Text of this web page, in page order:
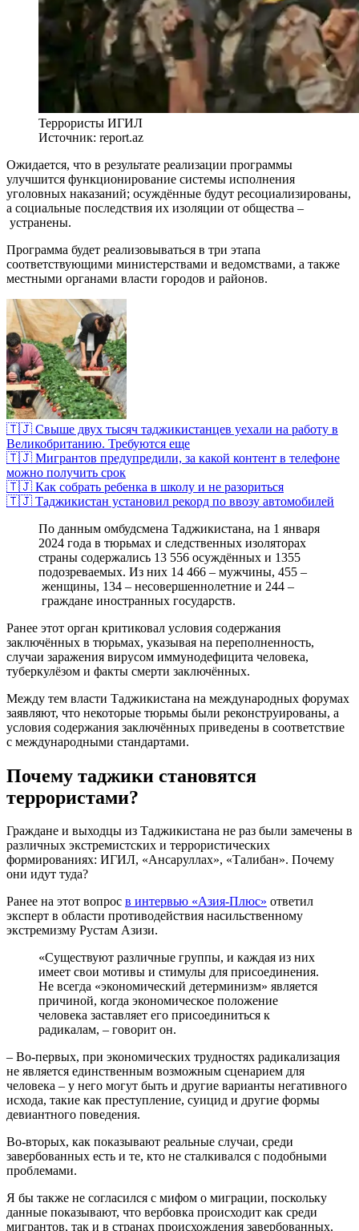
Террористы ИГИЛ
Источник: report.az
Ожидается, что в результате реализации программы
улучшится функционирование системы исполнения
уголовных наказаний; осуждённые будут ресоциализированы,
а социальные последствия их изоляции от общества –
устранены.
Программа будет реализовываться в три этапа
соответствующими министерствами и ведомствами, а также
местными органами власти городов и районов.
🇹🇯 Свыше двух тысяч таджикистанцев уехали на работу в
Великобританию. Требуются еще
🇹🇯 Мигрантов предупредили, за какой контент в телефоне
можно получить срок
🇹🇯 Как собрать ребенка в школу и не разориться
🇹🇯 Таджикистан установил рекорд по ввозу автомобилей
По данным омбудсмена Таджикистана, на 1 января
2024 года в тюрьмах и следственных изоляторах
страны содержались 13 556 осуждённых и 1355
подозреваемых. Из них 14 466 – мужчины, 455 –
женщины, 134 – несовершеннолетние и 244 –
граждане иностранных государств.
Ранее этот орган критиковал условия содержания
заключённых в тюрьмах, указывая на переполненность,
случаи заражения вирусом иммунодефицита человека,
туберкулёзом и факты смерти заключённых.
Между тем власти Таджикистана на международных форумах
заявляют, что некоторые тюрьмы были реконструированы, а
условия содержания заключённых приведены в соответствие
с международными стандартами.
Почему таджики становятся
террористами?
Граждане и выходцы из Таджикистана не раз были замечены в
различных экстремистских и террористических
формированиях: ИГИЛ, «Ансаруллах», «Талибан». Почему
они идут туда?
Ранее на этот вопрос в интервью «Азия-Плюс» ответил
эксперт в области противодействия насильственному
экстремизму Рустам Азизи.
«Существуют различные группы, и каждая из них
имеет свои мотивы и стимулы для присоединения.
Не всегда «экономический детерминизм» является
причиной, когда экономическое положение
человека заставляет его присоединиться к
радикалам, – говорит он.
– Во-первых, при экономических трудностях радикализация
не является единственным возможным сценарием для
человека – у него могут быть и другие варианты негативного
исхода, такие как преступление, суицид и другие формы
девиантного поведения.
Во-вторых, как показывают реальные случаи, среди
завербованных есть и те, кто не сталкивался с подобными
проблемами.
Я бы также не согласился с мифом о миграции, поскольку
данные показывают, что вербовка происходит как среди
мигрантов, так и в странах происхождения завербованных.